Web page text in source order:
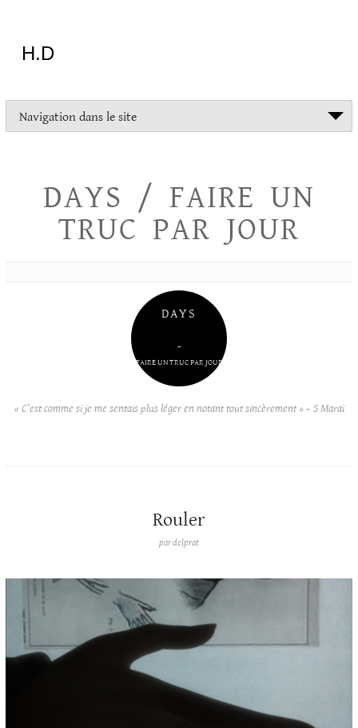
H.D
Navigation dans le site
DAYS / FAIRE UN
TRUC PAR JOUR
DAYS
–
FAIRE UN TRUC PAR JOUR
« C’est comme si je me sentais plus léger en notant tout sincèrement » – S Maraï
Rouler
pardelprat